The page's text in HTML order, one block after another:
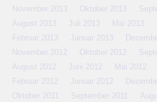
November 2013
Oktober 2013
August 2013
Juli 2013 Mai 2013
Februar 2013
Januar 2013
November 2012
Oktober 2012
August 2012
Juni 2012 Mai 2012
Februar 2012
Januar 2012
Oktober 2011
September 2011